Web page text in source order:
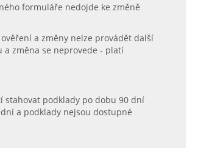
formuláře nedojde ke změně
a změny nelze provádět další
a změna se neprovede - platí
stahovat podklady po dobu 90 dní
a podklady nejsou dostupné